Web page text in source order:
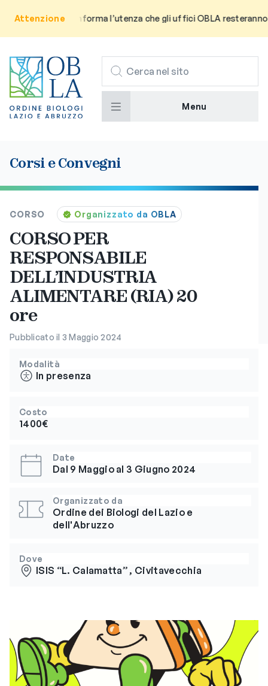
Attenzione
Avviso: Si informa l’utenza che gli uffici OBLA resteranno
CERCA
Menu
Corsi e Convegni
CORSO Organizzato da OBLA
CORSO PER
RESPONSABILE
DELL’INDUSTRIA
ALIMENTARE (RIA) 20
ore
Pubblicato il 3 Maggio 2024
Modalità
In presenza
Costo
1400€
Date
Dal 9 Maggio al 3 Giugno 2024
Organizzato da
Ordine dei Biologi del Lazio e
dell'Abruzzo
Dove
lSIS “L. Calamatta” , Civitavecchia